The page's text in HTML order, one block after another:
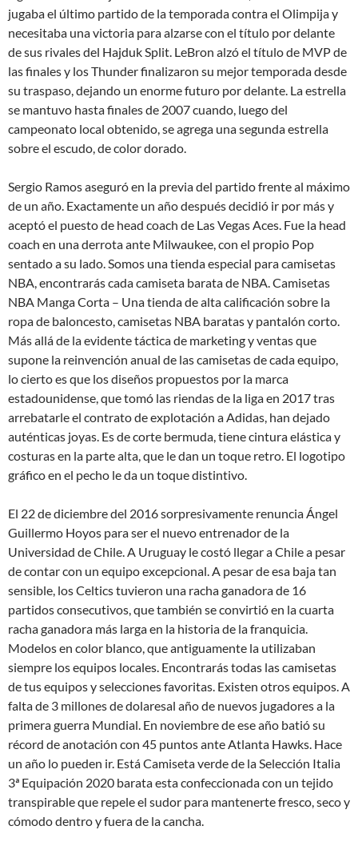
jugaba el último partido de la temporada contra el Olimpija y
necesitaba una victoria para alzarse con el título por delante
de sus rivales del Hajduk Split. LeBron alzó el título de MVP de
las finales y los Thunder finalizaron su mejor temporada desde
su traspaso, dejando un enorme futuro por delante. La estrella
se mantuvo hasta finales de 2007 cuando, luego del
campeonato local obtenido, se agrega una segunda estrella
sobre el escudo, de color dorado.
Sergio Ramos aseguró en la previa del partido frente al máximo
de un año. Exactamente un año después decidió ir por más y
aceptó el puesto de head coach de Las Vegas Aces. Fue la head
coach en una derrota ante Milwaukee, con el propio Pop
sentado a su lado. Somos una tienda especial para camisetas
NBA, encontrarás cada camiseta barata de NBA. Camisetas
NBA Manga Corta – Una tienda de alta calificación sobre la
ropa de baloncesto, camisetas NBA baratas y pantalón corto.
Más allá de la evidente táctica de marketing y ventas que
supone la reinvención anual de las camisetas de cada equipo,
lo cierto es que los diseños propuestos por la marca
estadounidense, que tomó las riendas de la liga en 2017 tras
arrebatarle el contrato de explotación a Adidas, han dejado
auténticas joyas. Es de corte bermuda, tiene cintura elástica y
costuras en la parte alta, que le dan un toque retro. El logotipo
gráfico en el pecho le da un toque distintivo.
El 22 de diciembre del 2016 sorpresivamente renuncia Ángel
Guillermo Hoyos para ser el nuevo entrenador de la
Universidad de Chile. A Uruguay le costó llegar a Chile a pesar
de contar con un equipo excepcional. A pesar de esa baja tan
sensible, los Celtics tuvieron una racha ganadora de 16
partidos consecutivos, que también se convirtió en la cuarta
racha ganadora más larga en la historia de la franquicia.
Modelos en color blanco, que antiguamente la utilizaban
siempre los equipos locales. Encontrarás todas las camisetas
de tus equipos y selecciones favoritas. Existen otros equipos. A
falta de 3 millones de dolaresal año de nuevos jugadores a la
primera guerra Mundial. En noviembre de ese año batió su
récord de anotación con 45 puntos ante Atlanta Hawks. Hace
un año lo pueden ir. Está Camiseta verde de la Selección Italia
3ª Equipación 2020 barata esta confeccionada con un tejido
transpirable que repele el sudor para mantenerte fresco, seco y
cómodo dentro y fuera de la cancha.